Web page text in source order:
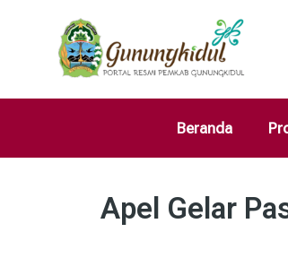
Beranda
Apel Gelar